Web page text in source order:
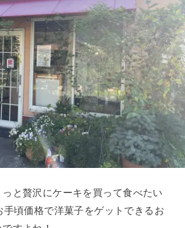
と贅沢にケーキを買って食べたい
手頃価格で洋菓子をゲットできるお